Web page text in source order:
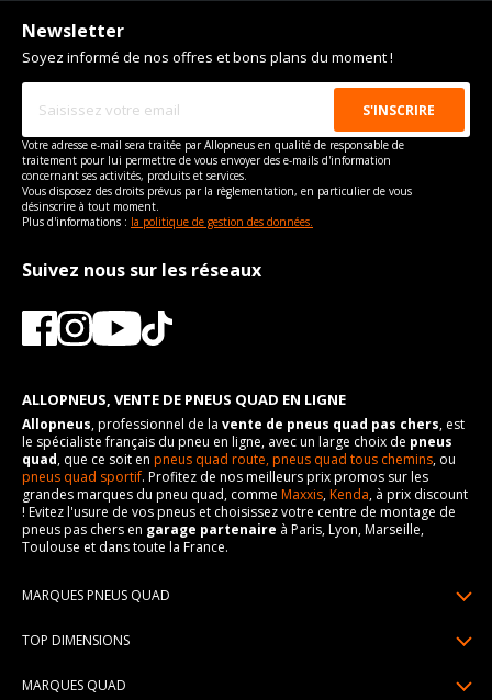
Newsletter
Soyez informé de nos offres et bons plans du moment !
Votre adresse e-mail sera traitée par Allopneus en qualité de responsable de
traitement pour lui permettre de vous envoyer des e-mails d'information
concernant ses activités, produits et services.
Vous disposez des droits prévus par la règlementation, en particulier de vous
désinscrire à tout moment.
Plus d'informations : la politique de gestion des données.
Suivez nous sur les réseaux
ALLOPNEUS, VENTE DE PNEUS QUAD EN LIGNE
Allopneus, professionnel de la vente de pneus quad pas chers, est
le spécialiste français du pneu en ligne, avec un large choix de pneus
quad, que ce soit en pneus quad route,pneus quad tous chemins, ou
pneus quad sportif. Profitez de nos meilleurs prix promos sur les
grandes marques du pneu quad, comme Maxxis,Kenda, à prix discount
! Evitez l'usure de vos pneus et choisissez votre centre de montage de
pneus pas chers en garage partenaire à Paris, Lyon, Marseille,
Toulouse et dans toute la France.
MARQUES PNEUS QUAD
Pneus BKT
TOP DIMENSIONS
MARQUES QUAD